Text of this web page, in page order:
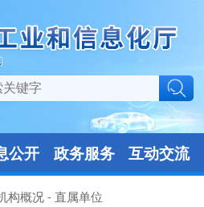
公开 政务服务 互动交流
构概况-直属单位